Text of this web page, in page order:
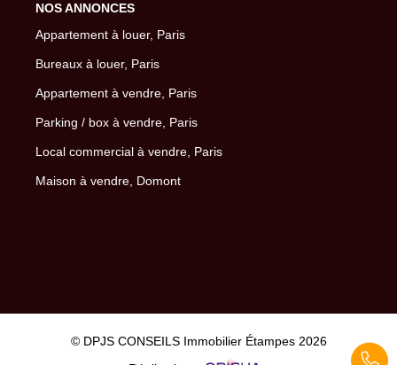
NOS ANNONCES
Appartement à louer, Paris
Bureaux à louer, Paris
Appartement à vendre, Paris
Parking / box à vendre, Paris
Local commercial à vendre, Paris
Maison à vendre, Domont
© DPJS CONSEILS Immobilier Étampes 2026